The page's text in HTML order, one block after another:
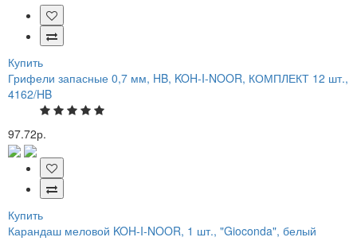
Купить
Грифели запасные 0,7 мм, HB, KOH-I-NOOR, КОМПЛЕКТ 12 шт.,
4162/HB
97.72р.
Купить
Карандаш меловой KOH-I-NOOR, 1 шт., "Gioconda", белый